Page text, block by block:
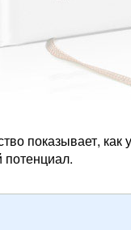
показывает,
потенциал.